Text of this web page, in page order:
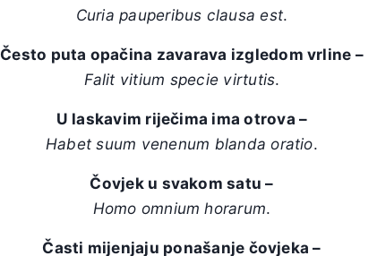
Curia pauperibus clausa est.
Često puta opačina zavarava izgledom vrline –
Falit vitium specie virtutis.
U laskavim riječima ima otrova –
Habet suum venenum blanda oratio.
Čovjek u svakom satu –
Homo omnium horarum.
Časti mijenjaju ponašanje čovjeka –